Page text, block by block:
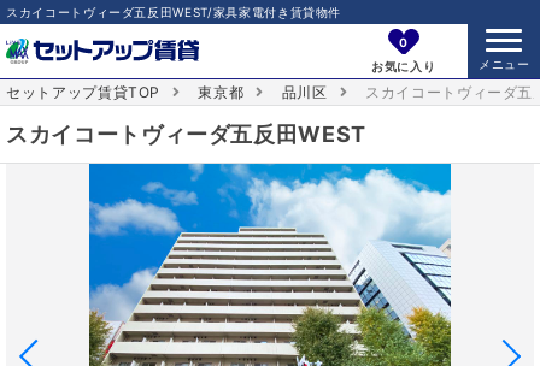
スカイコートヴィーダ五反田WEST/家具家電付き賃貸物件
0
お気に入り
セットアップ賃貸TOP 東京都 品川区 スカイコートヴィーダ五
スカイコートヴィーダ五反田WEST